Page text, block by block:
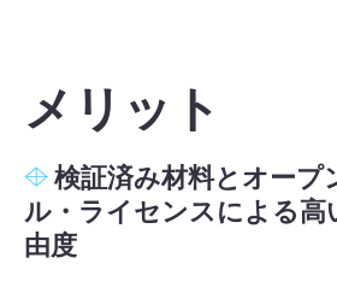
メリット
検証済み材料とオープ
ル・ライセンスによる高
由度